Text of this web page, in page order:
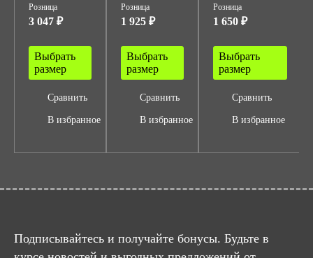
Розница
3 047 ₽
Выбрать
размер
Сравнить
В избранное
Розница
1 925 ₽
Выбрать
размер
Сравнить
В избранное
Розница
1 650 ₽
Выбрать
размер
Сравнить
В избранное
Подписывайтесь и получайте бонусы. Будьте в